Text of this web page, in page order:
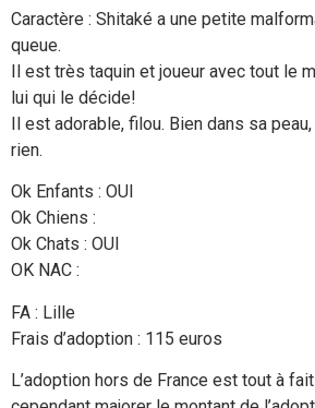
Caractère : Shitaké a une petite
queue.
Il est très taquin et joueur avec tout le
lui qui le décide!
Il est adorable, filou. Bien dans sa peau,
rien.
Ok Enfants : OUI
Ok Chiens :
Ok Chats : OUI
OK NAC :
FA : Lille
Frais d’adoption : 115 euros
L’adoption hors de France est tout à